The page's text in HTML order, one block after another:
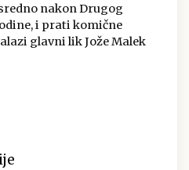
nakon Drugog
i prati komične
glavni lik Jože Malek